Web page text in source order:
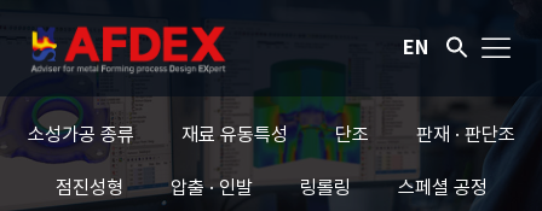
EN
소성가공 종류 재료 유동특성 단조 판재 · 판단조
점진성형 압출 · 인발 링롤링 스페셜 공정